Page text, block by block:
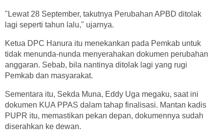
"Lewat 28 September, takutnya Perubahan APBD ditolak
lagi seperti tahun lalu," ujarnya.
Ketua DPC Hanura itu menekankan pada Pemkab untuk
tidak menunda-nunda menyerahakan dokumen perubahan
anggaran. Sebab, bila nantinya ditolak lagi yang rugi
Pemkab dan masyarakat.
Sementara itu, Sekda Muna, Eddy Uga megaku, saat ini
dokumen KUA PPAS dalam tahap finalisasi. Mantan kadis
PUPR itu, memastikan pekan depan, dokumennya sudah
diserahkan ke dewan.